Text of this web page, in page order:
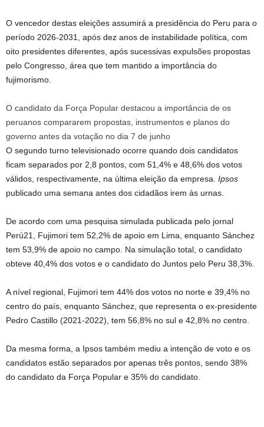
O vencedor destas eleições assumirá a presidência do Peru para o
período 2026-2031, após dez anos de instabilidade política, com
oito presidentes diferentes, após sucessivas expulsões propostas
pelo Congresso, área que tem mantido a importância do
fujimorismo.
O candidato da Força Popular destacou a importância de os
peruanos compararem propostas, instrumentos e planos do
governo antes da votação no dia 7 de junho
O segundo turno televisionado ocorre quando dois candidatos
ficam separados por 2,8 pontos, com 51,4% e 48,6% dos votos
válidos, respectivamente, na última eleição da empresa. Ipsos
publicado uma semana antes dos cidadãos irem às urnas.
De acordo com uma pesquisa simulada publicada pelo jornal
Perú21, Fujimori tem 52,2% de apoio em Lima, enquanto Sánchez
tem 53,9% de apoio no campo. Na simulação total, o candidato
obteve 40,4% dos votos e o candidato do Juntos pelo Peru 38,3%.
A nível regional, Fujimori tem 44% dos votos no norte e 39,4% no
centro do país, enquanto Sánchez, que representa o ex-presidente
Pedro Castillo (2021-2022), tem 56,8% no sul e 42,8% no centro.
Da mesma forma, a Ipsos também mediu a intenção de voto e os
candidatos estão separados por apenas três pontos, sendo 38%
do candidato da Força Popular e 35% do candidato.